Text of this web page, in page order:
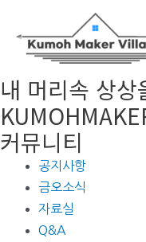
건
너
뛰
내 머리속 상
커뮤니티
공지사항
금오소식
자료실
Q&A